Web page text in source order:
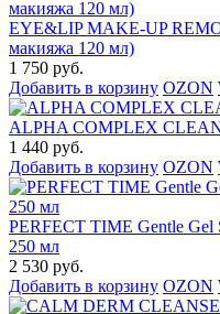
EYE&LIP MAKE-UP
макияжа 120 мл)
1 750 руб.
Добавить в корзину OZON
ALPHA COMPLEX
1 440 руб.
Добавить в корзину OZON
PERFECT TIME Gentle
250 мл
2 530 руб.
Добавить в корзину OZON